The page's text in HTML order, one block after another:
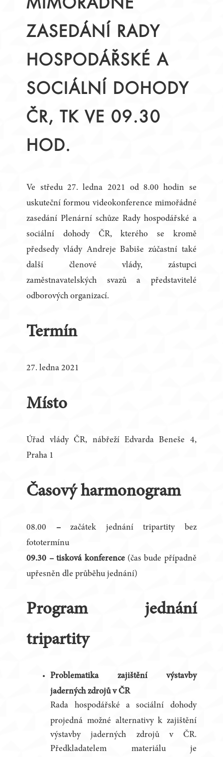
MIMOŘÁDNÉ
ZASEDÁNÍ RADY
HOSPODÁŘSKÉ A
SOCIÁLNÍ DOHODY
ČR, TK VE 09.30
HOD.
Ve středu 27. ledna 2021 od 8.00 hodin se
uskuteční formou videokonference mimořádné
zasedání Plenární schůze Rady hospodářské a
sociální dohody ČR, kterého se kromě
předsedy vlády Andreje Babiše zúčastní také
další členové vlády, zástupci
zaměstnavatelských svazů a představitelé
odborových organizací.
Termín
27. ledna 2021
Místo
Úřad vlády ČR, nábřeží Edvarda Beneše 4,
Praha 1
Časový harmonogram
08.00 –začátek jednání tripartity bez
fototermínu
09.30 –tisková konference(čas bude případně
upřesněn dle průběhu jednání)
Program jednání
tripartity
Problematika zajištění výstavby
jaderných zdrojů v ČR
Rada hospodářské a sociální dohody
projedná možné alternativy k zajištění
výstavby jaderných zdrojů v ČR.
Předkladatelem materiálu je